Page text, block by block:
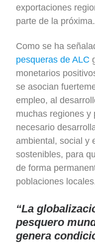
exportaciones
parte de la próxima.
Como se ha
pesqueras de ALC
monetarios
se asocian
empleo, al
muchas regiones y
necesario
ambiental, social y
sostenibles, para
de forma
poblaciones
“La
pesquero
genera